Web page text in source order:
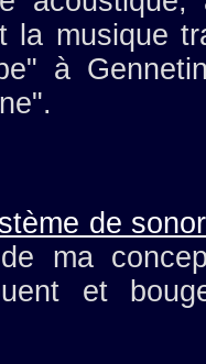
musique
à
de
de ma
et